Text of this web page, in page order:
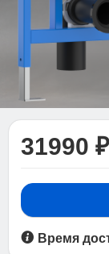
31990 ₽
Время